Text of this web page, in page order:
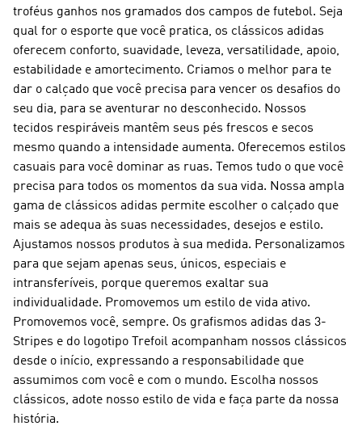
troféus ganhos nos gramados dos campos de futebol. Seja
qual for o esporte que você pratica, os clássicos adidas
oferecem conforto, suavidade, leveza, versatilidade, apoio,
estabilidade e amortecimento. Criamos o melhor para te
dar o calçado que você precisa para vencer os desafios do
seu dia, para se aventurar no desconhecido. Nossos
tecidos respiráveis mantêm seus pés frescos e secos
mesmo quando a intensidade aumenta. Oferecemos estilos
casuais para você dominar as ruas. Temos tudo o que você
precisa para todos os momentos da sua vida. Nossa ampla
gama de clássicos adidas permite escolher o calçado que
mais se adequa às suas necessidades, desejos e estilo.
Ajustamos nossos produtos à sua medida. Personalizamos
para que sejam apenas seus, únicos, especiais e
intransferíveis, porque queremos exaltar sua
individualidade. Promovemos um estilo de vida ativo.
Promovemos você, sempre. Os grafismos adidas das 3-
Stripes e do logotipo Trefoil acompanham nossos clássicos
desde o início, expressando a responsabilidade que
assumimos com você e com o mundo. Escolha nossos
clássicos, adote nosso estilo de vida e faça parte da nossa
história.